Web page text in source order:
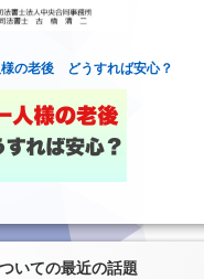
様の老後 どうすれば安心？
いての最近の話題